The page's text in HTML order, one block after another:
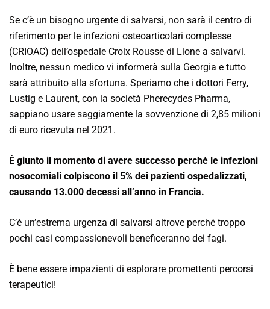
Se c’è un bisogno urgente di salvarsi, non sarà il centro di
riferimento per le infezioni osteoarticolari complesse
(CRIOAC) dell’ospedale Croix Rousse di Lione a salvarvi.
Inoltre, nessun medico vi informerà sulla Georgia e tutto
sarà attribuito alla sfortuna. Speriamo che i dottori Ferry,
Lustig e Laurent, con la società Pherecydes Pharma,
sappiano usare saggiamente la sovvenzione di 2,85 milioni
di euro ricevuta nel 2021.
È giunto il momento di avere successo perché le infezioni
nosocomiali colpiscono il 5% dei pazienti ospedalizzati,
causando 13.000 decessi all’anno in Francia.
C’è un’estrema urgenza di salvarsi altrove perché troppo
pochi casi compassionevoli beneficeranno dei fagi.
È bene essere impazienti di esplorare promettenti percorsi
terapeutici!